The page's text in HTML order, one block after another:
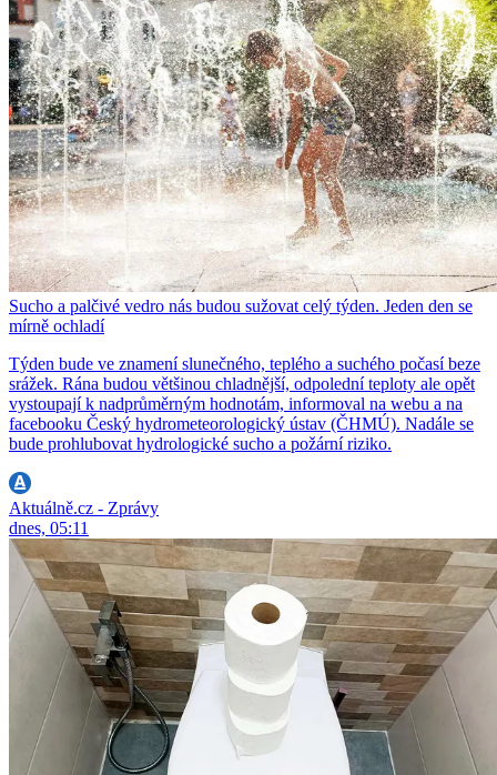
Sucho a palčivé vedro nás budou sužovat celý týden. Jeden den se
mírně ochladí
Týden bude ve znamení slunečného, teplého a suchého počasí beze
srážek. Rána budou většinou chladnější, odpolední teploty ale opět
vystoupají k nadprůměrným hodnotám, informoval na webu a na
facebooku Český hydrometeorologický ústav (ČHMÚ). Nadále se
bude prohlubovat hydrologické sucho a požární riziko.
Aktuálně.cz - Zprávy
dnes, 05:11